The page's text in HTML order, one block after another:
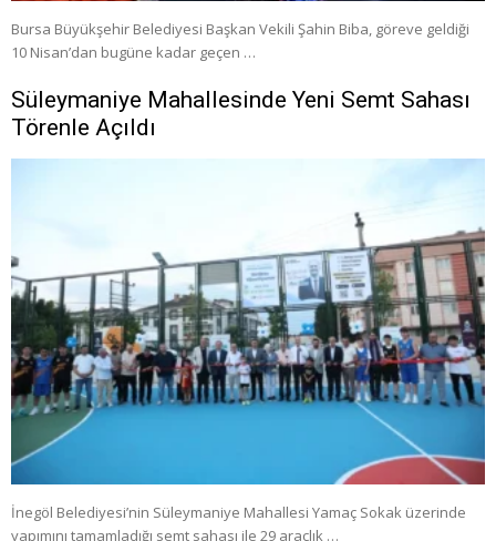
Bursa Büyükşehir Belediyesi Başkan Vekili Şahin Biba, göreve geldiği
10 Nisan’dan bugüne kadar geçen …
Süleymaniye Mahallesinde Yeni Semt Sahası
Törenle Açıldı
İnegöl Belediyesi’nin Süleymaniye Mahallesi Yamaç Sokak üzerinde
yapımını tamamladığı semt sahası ile 29 araçlık …